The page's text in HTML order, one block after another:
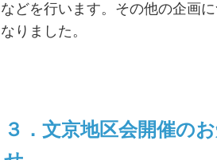
などを行います。その他の企画
なりました。
３．文京地区会開催の